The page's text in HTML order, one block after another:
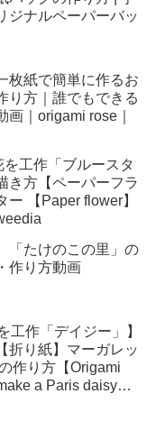
ジナルペーパーバッ
枚紙で簡単に作るお
り方｜誰でもできる
画｜origami rose｜
を工作「ブルースタ
方【ペーパーフラ
ー 【Paper flower】
「たけのこの里」の
作り方動画
工作「デイジー」】
り紙】マーガレッ
作り方【Origami
a Paris daisy